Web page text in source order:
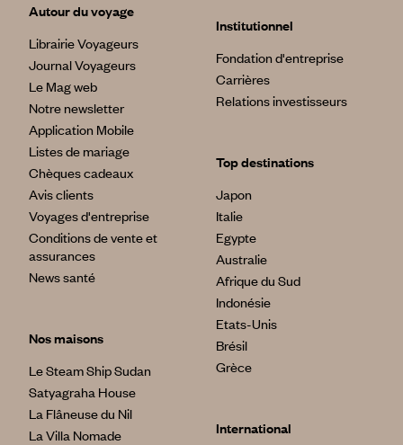
Autour du voyage
Librairie Voyageurs
Journal Voyageurs
Le Mag web
Notre newsletter
Application Mobile
Listes de mariage
Chèques cadeaux
Avis clients
Voyages d'entreprise
Conditions de vente et
assurances
News santé
Nos maisons
Le Steam Ship Sudan
Satyagraha House
La Flâneuse du Nil
La Villa Nomade
Institutionnel
Fondation d'entreprise
Carrières
Relations investisseurs
Top destinations
Japon
Italie
Egypte
Australie
Afrique du Sud
Indonésie
Etats-Unis
Brésil
Grèce
International